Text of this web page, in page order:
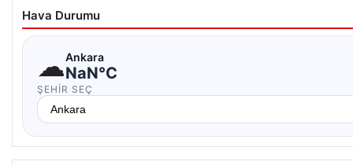
Hava Durumu
☁Ankara
NaN°C
ŞEHIR SEÇ